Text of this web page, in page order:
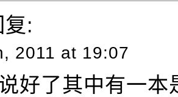
复:
2011 at 19:07
好了其中有一本